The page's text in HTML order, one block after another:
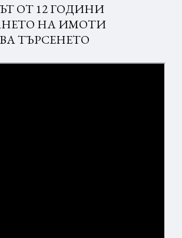
ОТ 12 ГОДИНИ
НА ИМОТИ
ТЪРСЕНЕТО